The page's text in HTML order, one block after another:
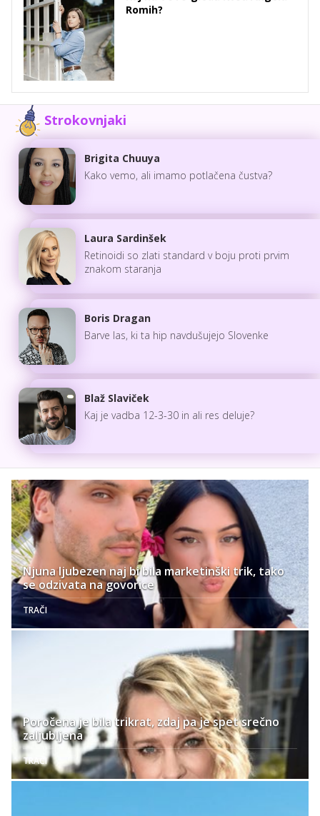
Romih?
Strokovnjaki
Brigita Chuuya
Kako vemo, ali imamo potlačena čustva?
Laura Sardinšek
Retinoidi so zlati standard v boju proti prvim
znakom staranja
Boris Dragan
Barve las, ki ta hip navdušujejo Slovenke
Blaž Slaviček
Kaj je vadba 12-3-30 in ali res deluje?
Njuna ljubezen naj bi bila marketinški trik, tako
se odzivata na govorice
TRAČI
Poročena je bila trikrat, zdaj pa je spet srečno
zaljubljena
TRAČI